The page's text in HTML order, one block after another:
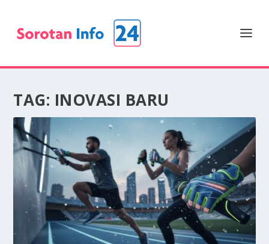
TAG: INOVASI BARU